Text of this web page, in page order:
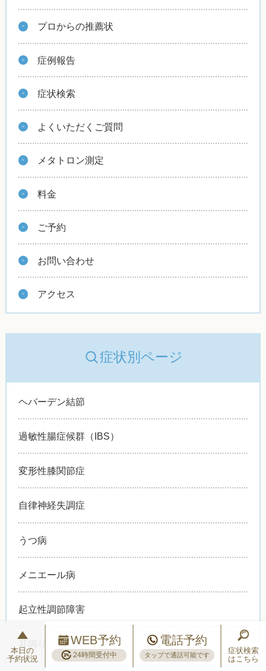
プロからの推薦状
症例報告
症状検索
よくいただくご質問
メタトロン測定
料金
ご予約
お問い合わせ
アクセス
症状別ページ
ヘバーデン結節
過敏性腸症候群（IBS）
変形性膝関節症
自律神経失調症
うつ病
メニエール病
起立性調節障害
本日の
予約状況
WEB予約
24時間受付中
電話予約
タップで通話可能です
症状検索
はこちら